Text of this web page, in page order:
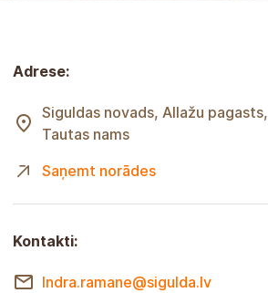
Adrese:
Siguldas novads, Allažu pagasts,
Tautas nams
Saņemt norādes
Kontakti:
Indra.ramane@sigulda.lv